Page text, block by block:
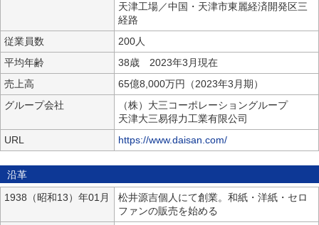
天津工場／中国・天津市東麗経済開発区三
経路
従業員数
200人
平均年齢
38歳 2023年3月現在
売上高
65億8,000万円（2023年3月期）
グループ会社
（株）大三コーポレーショングループ
天津大三易得力工業有限公司
URL
https://www.daisan.com/
沿革
1938（昭和13）年01月
松井源吉個人にて創業。和紙・洋紙・セロ
ファンの販売を始める